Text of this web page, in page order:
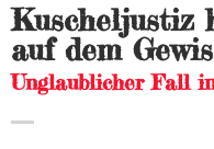
Kuscheljustiz
auf dem
Unglaublicher Fall